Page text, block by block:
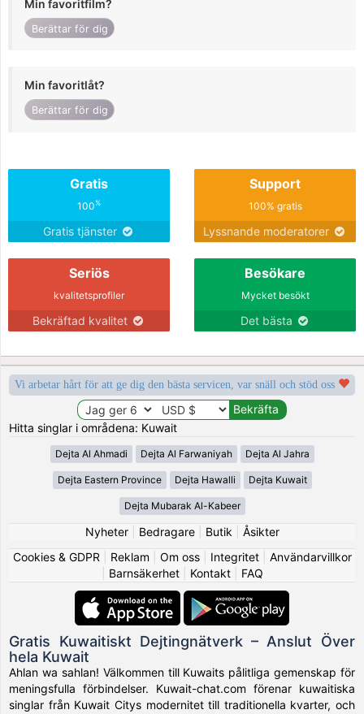
Min favoritfilm?
Berättar för dig
Min favoritlåt?
Berättar för dig
Gratis
100%
Gratis tjänster
Support
100% gratis
Lyssnande moderatorer
Seriös
kvalitetsprofiler
Bekräftad kvalitet
Besökare
Mycket besökt
Det bästa
Vi arbetar hårt för att ge dig den bästa servicen, var snäll och stöd oss
Hitta singlar i områdena: Kuwait
Dejta Al Ahmadi Dejta Al Farwaniyah Dejta Al Jahra
Dejta Eastern Province Dejta Hawalli Dejta Kuwait
Dejta Mubarak Al-Kabeer
Nyheter| Bedragare| Butik
Åsikter
Cookies & GDPR
Reklam Om oss| Integritet| Användarvillkor
Barnsäkerhet| Kontakt| FAQ
Gratis Kuwaitiskt Dejtingnätverk – Anslut Över
hela Kuwait
Ahlan wa sahlan! Välkommen till Kuwaits pålitliga gemenskap för
meningsfulla förbindelser. Kuwait-chat.com förenar kuwaitiska
singlar från Kuwait Citys modernitet till traditionella kvarter, och